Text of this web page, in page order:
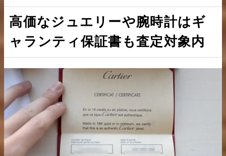
高価なジュエリーや腕時計はギ
ャランティ保証書も査定対象内